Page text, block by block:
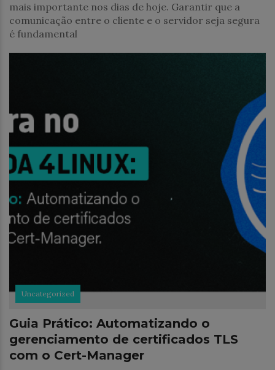
mais importante nos dias de hoje. Garantir que a
comunicação entre o cliente e o servidor seja segura
é fundamental
Uncategorized
Guia Prático: Automatizando o
gerenciamento de certificados TLS
com o Cert-Manager